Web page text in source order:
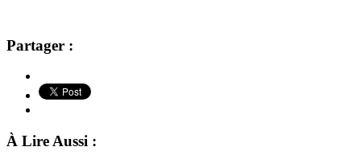
Partager :
À Lire Aussi :